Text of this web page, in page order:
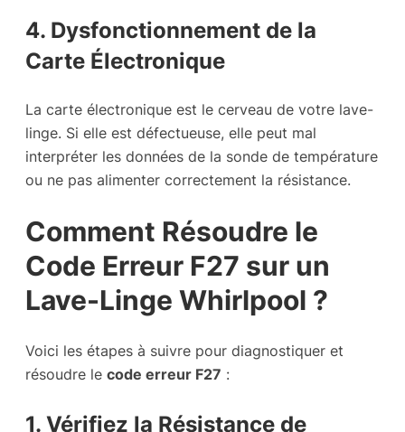
4. Dysfonctionnement de la
Carte Électronique
La carte électronique est le cerveau de votre lave-
linge. Si elle est défectueuse, elle peut mal
interpréter les données de la sonde de température
ou ne pas alimenter correctement la résistance.
Comment Résoudre le
Code Erreur F27 sur un
Lave-Linge Whirlpool ?
Voici les étapes à suivre pour diagnostiquer et
résoudre le code erreur F27 :
1. Vérifiez la Résistance de